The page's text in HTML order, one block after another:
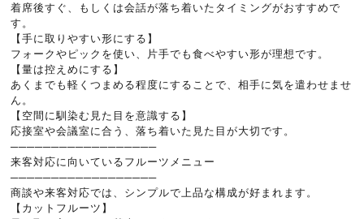
着席後すぐ、もしくは会話が落ち着いたタイミングがおすすめで
す。
【手に取りやすい形にする】
フォークやピックを使い、片手でも食べやすい形が理想です。
【量は控えめにする】
あくまでも軽くつまめる程度にすることで、相手に気を遣わせませ
ん。
【空間に馴染む見た目を意識する】
応接室や会議室に合う、落ち着いた見た目が大切です。
──────────────────
来客対応に向いているフルーツメニュー
──────────────────
商談や来客対応では、シンプルで上品な構成が好まれます。
【カットフルーツ】